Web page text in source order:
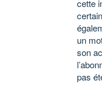
cette
un
son
pas